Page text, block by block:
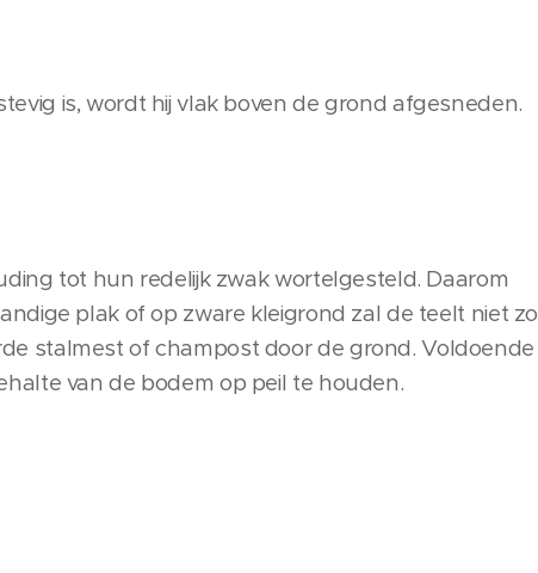
is, wordt hij vlak boven de grond afgesneden.
tot hun redelijk zwak wortelgesteld. Daarom
plak of op zware kleigrond zal de teelt niet zo
stalmest of champost door de grond. Voldoende
van de bodem op peil te houden.